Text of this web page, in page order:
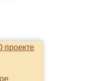
проекте